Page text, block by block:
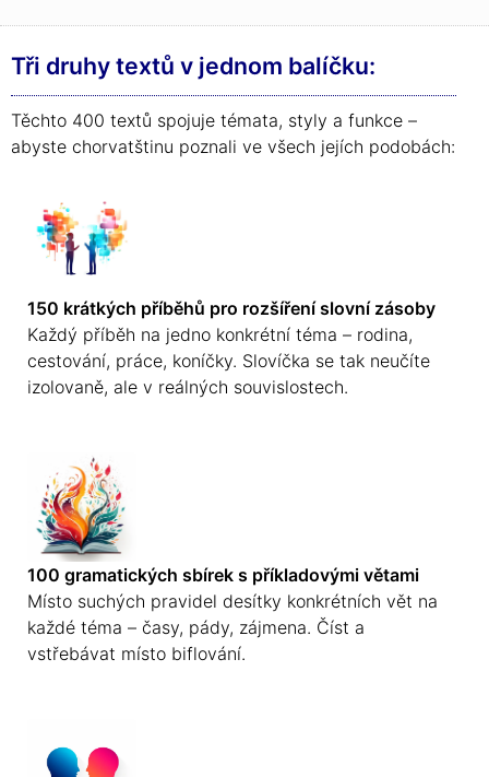
Tři druhy textů v jednom balíčku:
Těchto 400 textů spojuje témata, styly a funkce –
abyste chorvatštinu poznali ve všech jejích podobách:
150 krátkých příběhů pro rozšíření slovní zásoby
Každý příběh na jedno konkrétní téma – rodina,
cestování, práce, koníčky. Slovíčka se tak neučíte
izolovaně, ale v reálných souvislostech.
100 gramatických sbírek s příkladovými větami
Místo suchých pravidel desítky konkrétních vět na
každé téma – časy, pády, zájmena. Číst a
vstřebávat místo biflování.